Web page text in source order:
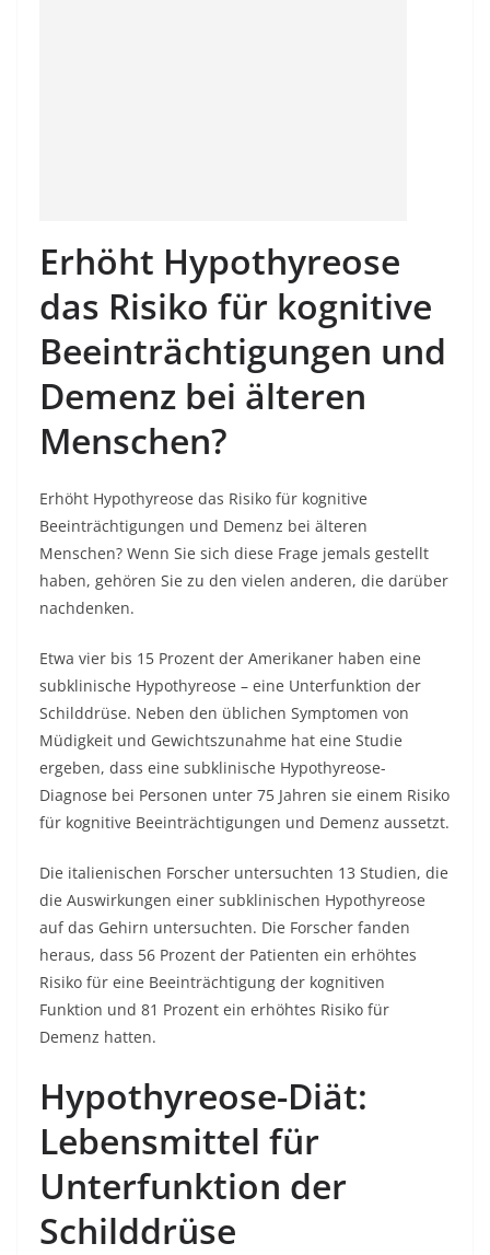
Erhöht Hypothyreose
das Risiko für kognitive
Beeinträchtigungen und
Demenz bei älteren
Menschen?
Erhöht Hypothyreose das Risiko für kognitive
Beeinträchtigungen und Demenz bei älteren
Menschen? Wenn Sie sich diese Frage jemals gestellt
haben, gehören Sie zu den vielen anderen, die darüber
nachdenken.
Etwa vier bis 15 Prozent der Amerikaner haben eine
subklinische Hypothyreose – eine Unterfunktion der
Schilddrüse. Neben den üblichen Symptomen von
Müdigkeit und Gewichtszunahme hat eine Studie
ergeben, dass eine subklinische Hypothyreose-
Diagnose bei Personen unter 75 Jahren sie einem Risiko
für kognitive Beeinträchtigungen und Demenz aussetzt.
Die italienischen Forscher untersuchten 13 Studien, die
die Auswirkungen einer subklinischen Hypothyreose
auf das Gehirn untersuchten. Die Forscher fanden
heraus, dass 56 Prozent der Patienten ein erhöhtes
Risiko für eine Beeinträchtigung der kognitiven
Funktion und 81 Prozent ein erhöhtes Risiko für
Demenz hatten.
Hypothyreose-Diät:
Lebensmittel für
Unterfunktion der
Schilddrüse